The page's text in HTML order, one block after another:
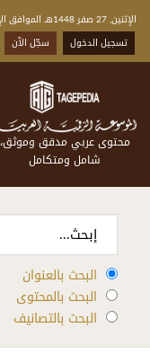
الإثنين, 27 صفر 1448هـ الموافق الإثنين, 10 آب 2026
تسجيل الدخول
سجّل الآن
محتوى عربي مدقق وموثق،
شامل ومتكامل
البحث بالعنوان
البحث بالمحتوى
البحث بالتصانيف